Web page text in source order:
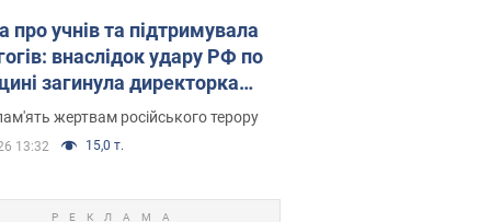
про учнів та підтримувала
внаслідок удару РФ по
загинула директорка
ліцею, її чоловік та онук
жертвам російського терору
13:32 15,0 т.